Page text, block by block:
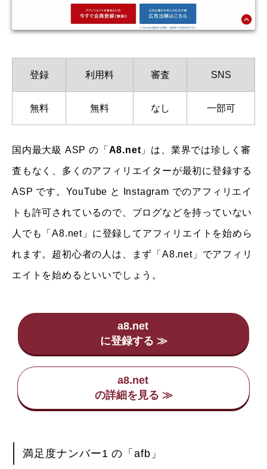
登録 利用料 審査 SNS
無料 無料 なし 一部可
国内最大級 ASP の「 A8.net」は、業界では珍しく審
査もなく、多くのアフィリエイターが最初に登録する
ASP です。YouTube と Instagram でのアフィリエイ
トも許可されているので、ブログなどを持っていない
人でも「A8.net」に登録してアフィリエイトを始めら
れます。超初心者の人は、まず「A8.net」でアフィリ
エイトを始めるといいでしょう。
a8.net
a8.net
満足度ナンバー1 の「afb」